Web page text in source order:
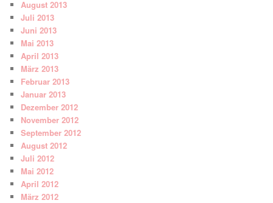
August 2013
Juli 2013
Juni 2013
Mai 2013
April 2013
März 2013
Februar 2013
Januar 2013
Dezember 2012
November 2012
September 2012
August 2012
Juli 2012
Mai 2012
April 2012
März 2012